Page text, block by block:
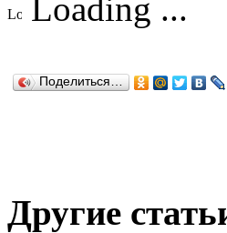
Loading ...
Поделиться…
Другие